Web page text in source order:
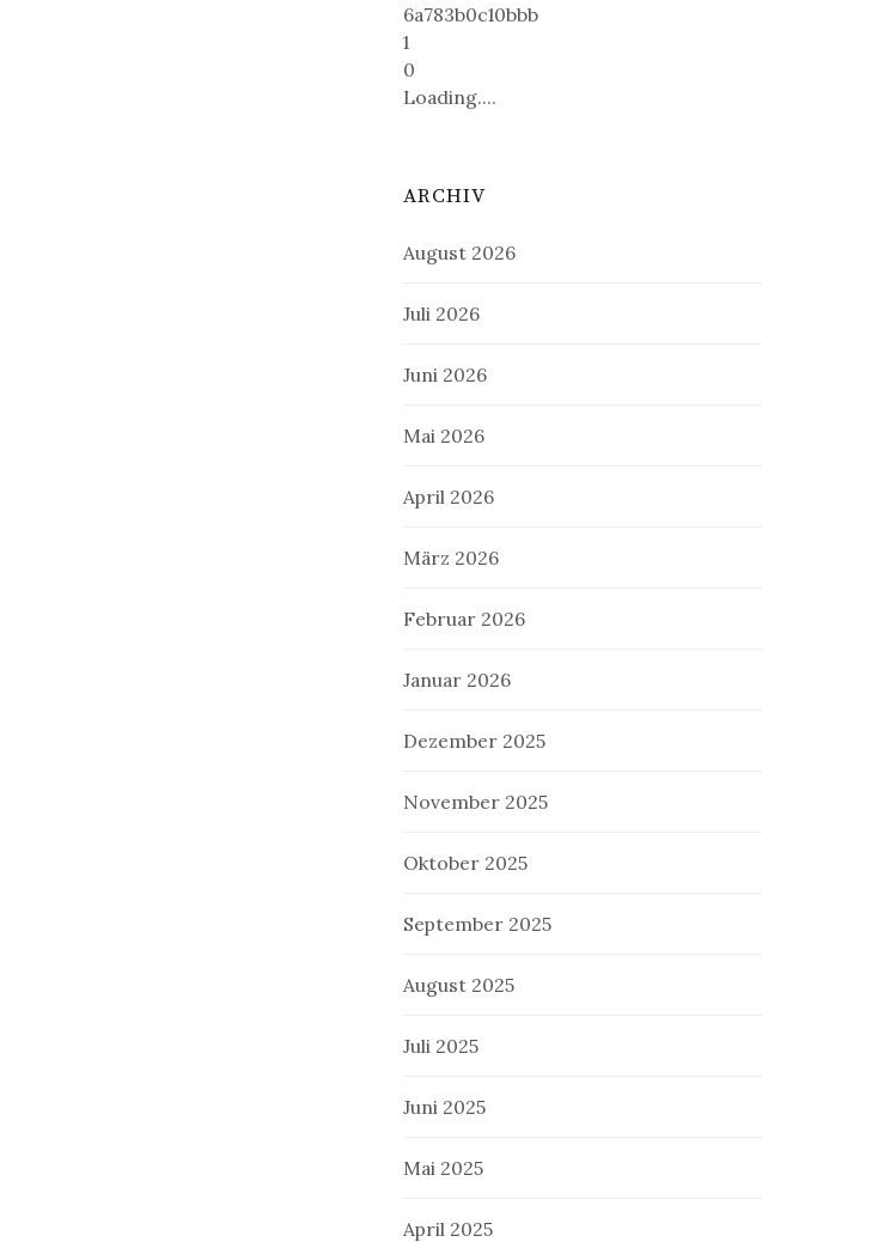
6a783b0c10bbb
1
0
Loading....
ARCHIV
August 2026
Juli 2026
Juni 2026
Mai 2026
April 2026
März 2026
Februar 2026
Januar 2026
Dezember 2025
November 2025
Oktober 2025
September 2025
August 2025
Juli 2025
Juni 2025
Mai 2025
April 2025